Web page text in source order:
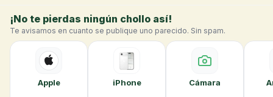
¡No te pierdas ningún chollo así!
Te avisamos en cuanto se publique uno parecido. Sin spam.
Apple iPhone Cámara